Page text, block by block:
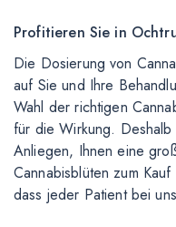
Profitieren Sie in
Die Dosierung von
auf Sie und Ihre
Wahl der richtigen
für die Wirkung.
Anliegen, Ihnen eine
Cannabisblüten zum
dass jeder Patient bei